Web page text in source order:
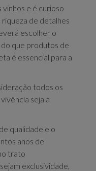
e é curioso
de detalhes
escolher o
que produtos de
é essencial para a
todos os
seja a
qualidade e o
anos de
trato
exclusividade,